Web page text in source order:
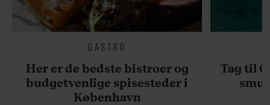
GASTRO
Her er de bedste bistroer og
budgetvenlige spisesteder i
København
Tag til